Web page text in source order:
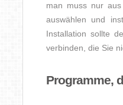
man muss nur
auswählen und
Installation sollte
verbinden, die Sie
Programme,